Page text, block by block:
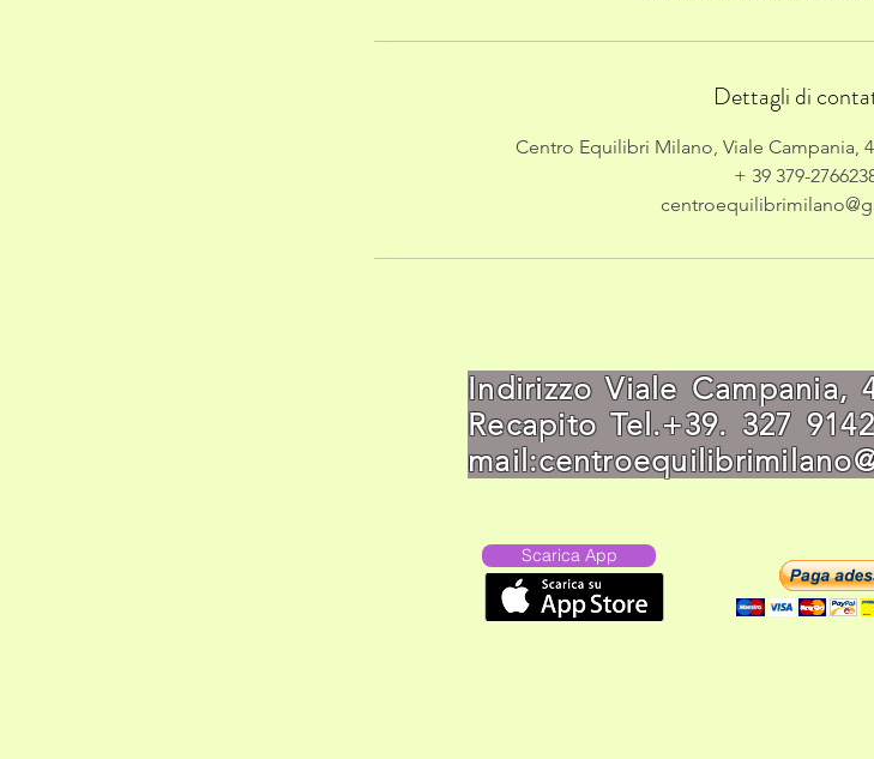
Dettagli di
Centro Equilibri Milano, Viale Campania,
+ 39 379-
Indirizzo Viale
Recapito Tel.+39.
mail:
Scarica App